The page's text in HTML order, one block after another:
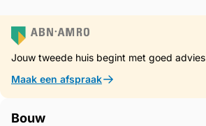
Jouw tweede huis begint met goed advies
Maak een afspraak
Bouw